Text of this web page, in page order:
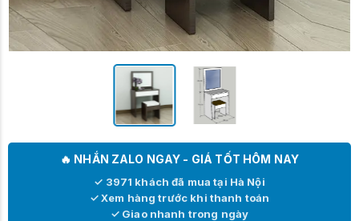
🔥 NHẮN ZALO NGAY - GIÁ TỐT HÔM NAY
✓ 3971 khách đã mua tại Hà Nội
✓ Xem hàng trước khi thanh toán
✓ Giao nhanh trong ngày